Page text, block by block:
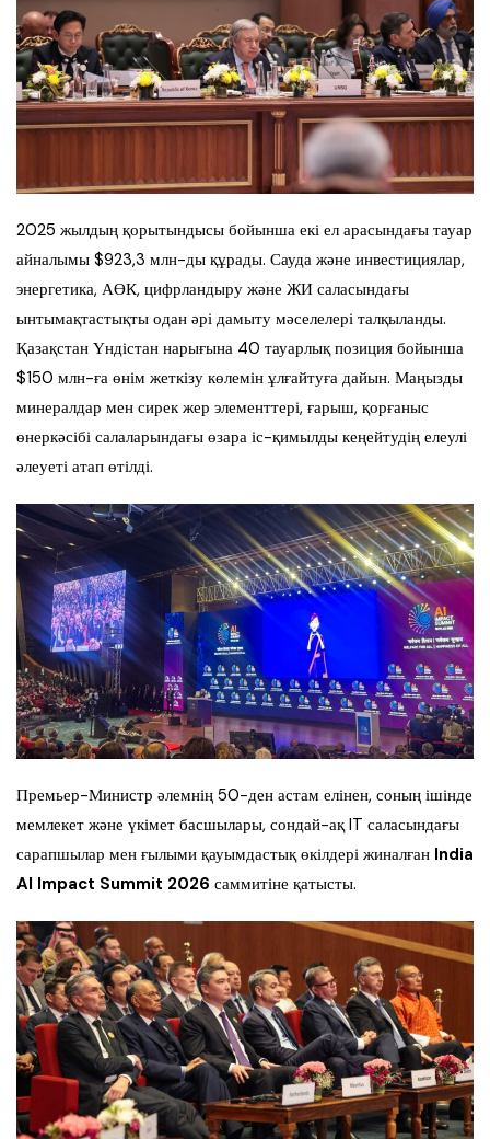
2025 жылдың қорытындысы бойынша екі ел арасындағы тауар
айналымы $923,3 млн-ды құрады. Сауда және инвестициялар,
энергетика, АӨК, цифрландыру және ЖИ саласындағы
ынтымақтастықты одан әрі дамыту мәселелері талқыланды.
Қазақстан Үндістан нарығына 40 тауарлық позиция бойынша
$150 млн-ға өнім жеткізу көлемін ұлғайтуға дайын. Маңызды
минералдар мен сирек жер элементтері, ғарыш, қорғаныс
өнеркәсібі салаларындағы өзара іс-қимылды кеңейтудің елеулі
әлеуеті атап өтілді.
Премьер-Министр әлемнің 50-ден астам елінен, соның ішінде
мемлекет және үкімет басшылары, сондай-ақ IT саласындағы
сарапшылар мен ғылыми қауымдастық өкілдері жиналған India
AI Impact Summit 2026 саммитіне қатысты.